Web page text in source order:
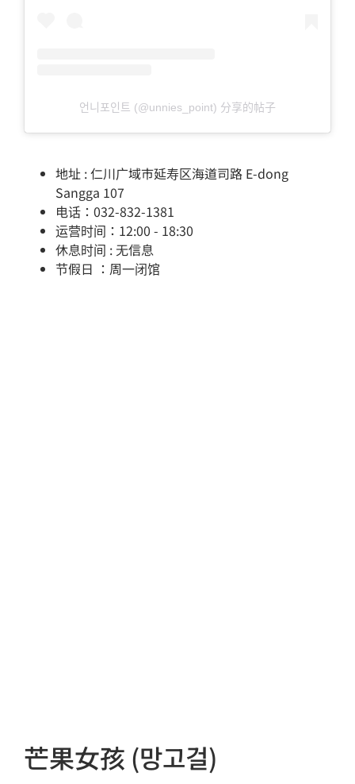
언니포인트 (@unnies_point) 分享的帖子
地址 : 仁川广域市延寿区海道司路 E-dong
Sangga 107
电话：032-832-1381
运营时间：12:00 - 18:30
休息时间 : 无信息
节假日 ：周一闭馆
芒果女孩 (망고걸)